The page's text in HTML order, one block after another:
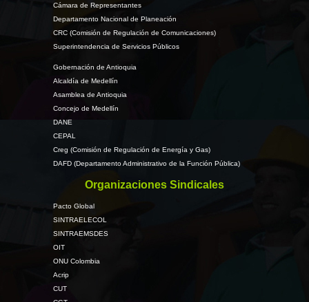
Cámara de Representantes
Departamento Nacional de Planeación
CRC (Comisión de Regulación de Comunicaciones)
Superintendencia de Servicios Públicos
Gobernación de Antioquia
Alcaldía de Medellín
Asamblea de Antioquia
Concejo de Medellín
DANE
CEPAL
Creg (Comisión de Regulación de Energía y Gas)
DAFD (Departamento Administrativo de la Función Pública)
Organizaciones Sindicales
Pacto Global
SINTRAELECOL
SINTRAEMSDES
OIT
ONU Colombia
Acrip
CUT